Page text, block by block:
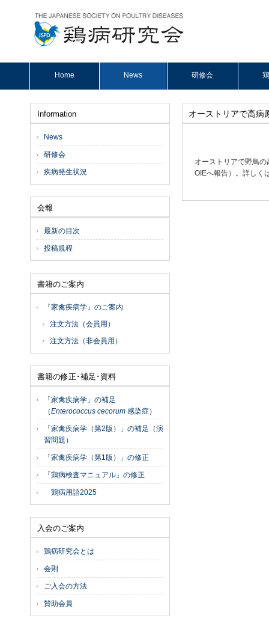
Home News 研修会
オーストリアで高病
オーストリアで野鳥
OIEへ報告）。詳しく
Information
News
研修会
疾病発生状況
会報
最新の目次
投稿規程
書籍のご案内
『家禽疾病学』のご案内
注文方法（会員用）
注文方法（非会員用）
書籍の修正･補足･資料
「家禽疾病学」の補足
（Enterococcus cecorum 感染症）
「家禽疾病学（第2版）」の補足（演
習問題）
「家禽疾病学（第1版）」の修正
「鶏病検査マニュアル」の修正
鶏病用語2025
入会のご案内
鶏病研究会とは
会則
ご入会の方法
賛助会員